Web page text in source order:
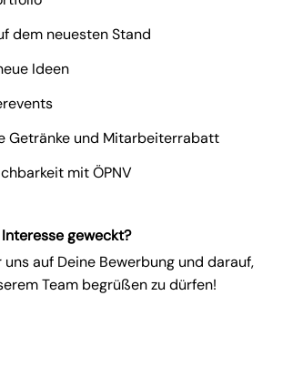
dem neuesten Stand
Ideen
Getränke und Mitarbeiterrabatt
mit ÖPNV
geweckt?
uns auf Deine Bewerbung und darauf,
Team begrüßen zu dürfen!